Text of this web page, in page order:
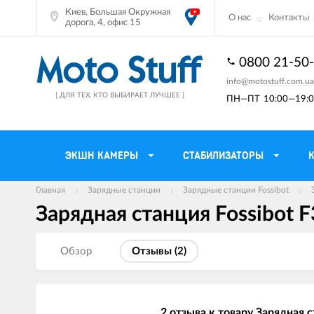
Киев, Большая Окружная
дорога, 4, офис 15
О нас Контакты
[ ДЛЯ ТЕХ, КТО ВЫБИРАЕТ ЛУЧШЕЕ ] ПН—ПТ
0800 21-
info@motostuff.com.ua
ЭКШН КАМЕРЫ СТАБИЛИЗАТОРЫ
Мотошлемы
Мотокуртки
Держатели
Главная Зарядные станции Зарядные станции Fossibot
Зарядная станция Fossibot
Обзор Отзывы (2)